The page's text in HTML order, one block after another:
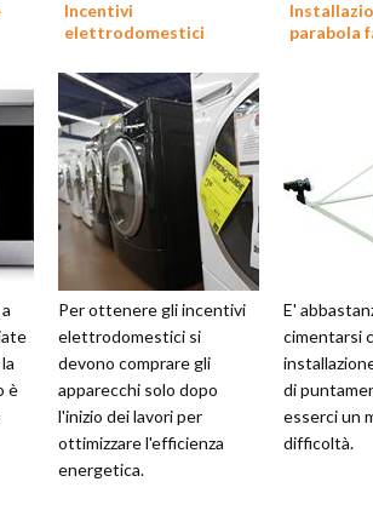
è
Incentivi
elettrodomestici
Per ottenere gli incentivi
elettrodomestici si
devono comprare gli
apparecchi solo dopo
l'inizio dei lavori per
ottimizzare l'efficienza
energetica.
parabola
E'
cimentarsi
di
esserci un
difficoltà.